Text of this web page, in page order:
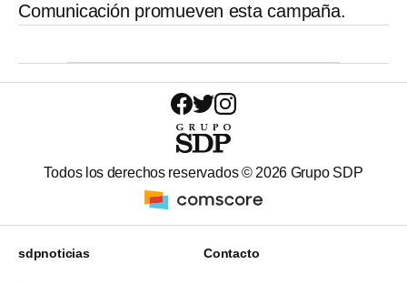
Comunicación promueven esta campaña.
Todos los derechos reservados © 2026 Grupo SDP
sdpnoticias Contacto